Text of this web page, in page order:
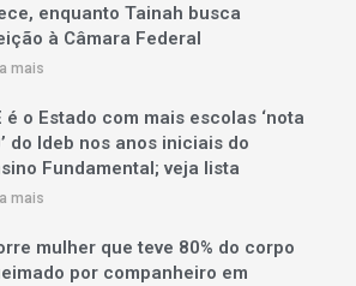
enquanto Tainah busca
à Câmara Federal
mais
é o Estado com mais escolas ‘nota
do Ideb nos anos iniciais do
Fundamental; veja lista
mais
mulher que teve 80% do corpo
por companheiro em